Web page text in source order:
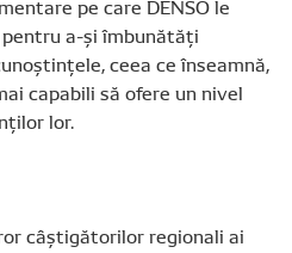
pe care DENSO le
a-și îmbunătăți
ceea ce înseamnă,
capabili să ofere un nivel
lor.
câștigătorilor regionali ai